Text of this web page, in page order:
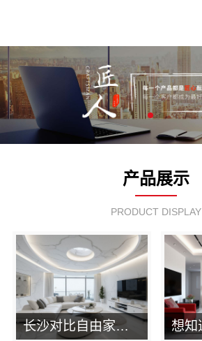
产品展示
PRODUCT DISPLAY
长沙对比自由家整装公司对比自己装？湖南自由家装饰帮你算笔账